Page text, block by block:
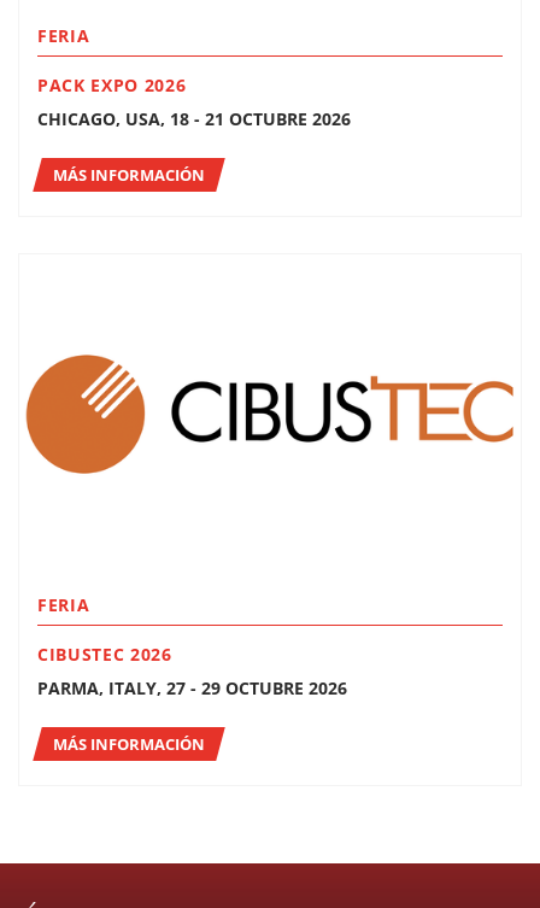
FERIA
PACK EXPO 2026
CHICAGO, USA, 18 - 21 OCTUBRE 2026
MÁS INFORMACIÓN
FERIA
CIBUSTEC 2026
PARMA, ITALY, 27 - 29 OCTUBRE 2026
MÁS INFORMACIÓN